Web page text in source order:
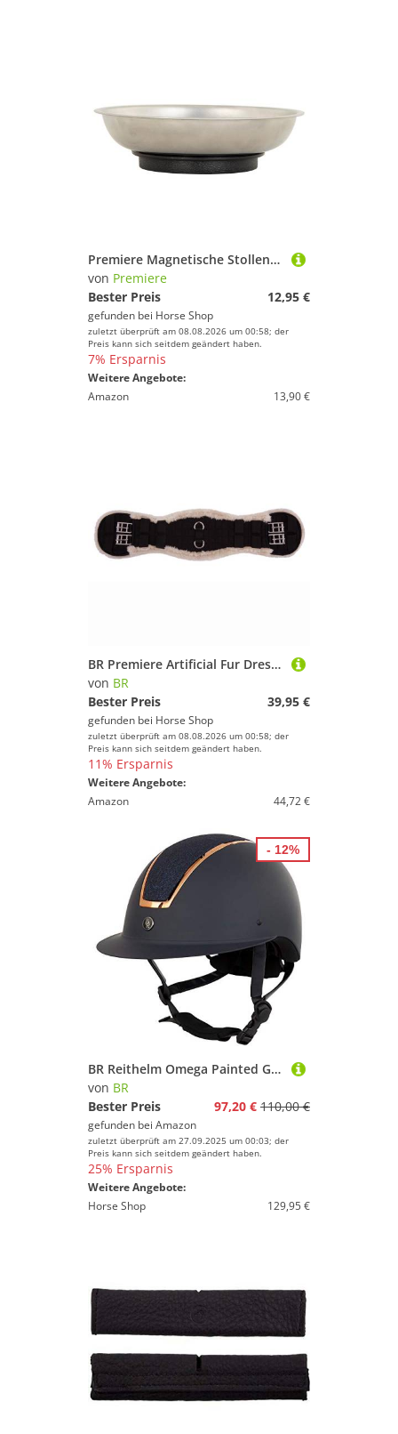
Premiere Magnetische Stollenschale
von Premiere
Bester Preis
12,95 €
gefunden bei Horse Shop
zuletzt überprüft am 08.08.2026 um 00:58; der
Preis kann sich seitdem geändert haben.
7% Ersparnis
Weitere Angebote:
Amazon
13,90 €
BR Premiere Artificial Fur Dressurgurt
von BR
Bester Preis
39,95 €
gefunden bei Horse Shop
zuletzt überprüft am 08.08.2026 um 00:58; der
Preis kann sich seitdem geändert haben.
11% Ersparnis
Weitere Angebote:
Amazon
44,72 €
BR Reithelm Omega Painted Glitter - Dark Blue-Gold - 58-60CM
von BR
Bester Preis
97,20 € 110,00 €
gefunden bei Amazon
zuletzt überprüft am 27.09.2025 um 00:03; der
Preis kann sich seitdem geändert haben.
25% Ersparnis
Weitere Angebote:
Horse Shop
129,95 €
- 12%